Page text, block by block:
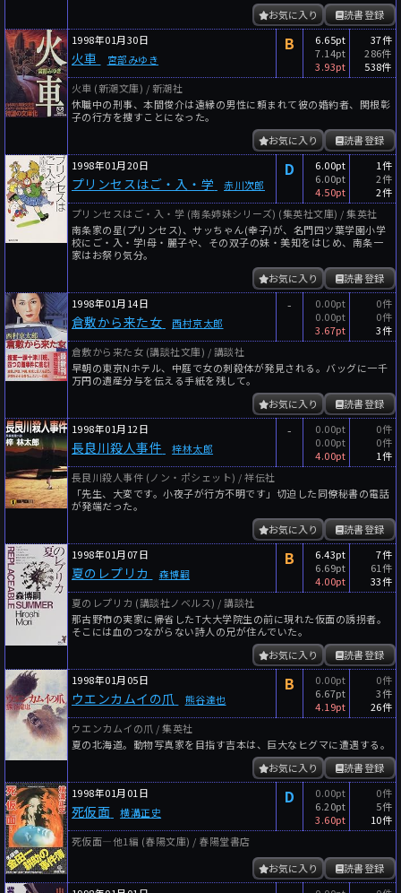
読書登録
お気に入り
1998年01月30日
火車 宮部みゆき
B
6.65pt
7.14pt
3.93pt
37件
286件
538件
火車 (新潮文庫) / 新潮社
休職中の刑事、本間俊介は遠縁の男性に頼まれて彼の婚約者、関根彰
子の行方を捜すことになった。
読書登録
お気に入り
1998年01月20日
プリンセスはご・入・学 赤川次郎
D
6.00pt
6.00pt
4.50pt
1件
2件
2件
プリンセスはご・入・学 (南条姉妹シリーズ) (集英社文庫) / 集英社
南条家の星(プリンセス)、サッちゃん(幸子)が、名門四ツ葉学園小学
校にご・入・学!母・麗子や、その双子の妹・美知をはじめ、南条一
家はお祭り気分。
読書登録
お気に入り
1998年01月14日
倉敷から来た女 西村京太郎
-
0.00pt
0.00pt
3.67pt
0件
0件
3件
倉敷から来た女 (講談社文庫) / 講談社
早朝の東京Nホテル、中庭で女の刺殺体が発見される。バッグに一千
万円の遺産分与を伝える手紙を残して。
読書登録
お気に入り
1998年01月12日
長良川殺人事件 梓林太郎
-
0.00pt
0.00pt
4.00pt
0件
0件
1件
長良川殺人事件 (ノン・ポシェット) / 祥伝社
「先生、大変です。小夜子が行方不明です」切迫した同僚秘書の電話
が発端だった。
読書登録
お気に入り
1998年01月07日
夏のレプリカ 森博嗣
B
6.43pt
6.69pt
4.00pt
7件
61件
33件
夏のレプリカ (講談社ノベルス) / 講談社
那古野市の実家に帰省したT大大学院生の前に現れた仮面の誘拐者。
そこには血のつながらない詩人の兄が住んでいた。
読書登録
お気に入り
1998年01月05日
ウエンカムイの爪 熊谷達也
B
0.00pt
6.67pt
4.19pt
0件
3件
26件
ウエンカムイの爪 / 集英社
夏の北海道。動物写真家を目指す吉本は、巨大なヒグマに遭遇する。
読書登録
お気に入り
1998年01月01日
死仮面 横溝正史
D
0.00pt
6.20pt
3.60pt
0件
5件
10件
死仮面―他1編 (春陽文庫) / 春陽堂書店
読書登録
お気に入り